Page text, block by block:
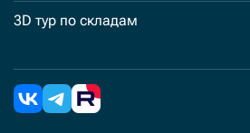
3D тур по складам